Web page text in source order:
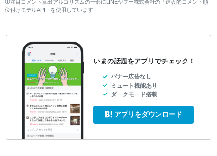
注目コメント算出アルゴリズムの一部にLINEヤフー株式会社の「建設的コメント順
位付けモデルAPI」を使用しています
いまの話題をアプリでチェック！
バナー広告なし
ミュート機能あり
ダークモード搭載
アプリをダウンロード